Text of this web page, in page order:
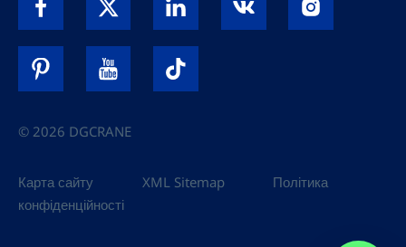
© 2026 DGCRANE
Карта сайту XML Sitemap
Політика
конфіденційності